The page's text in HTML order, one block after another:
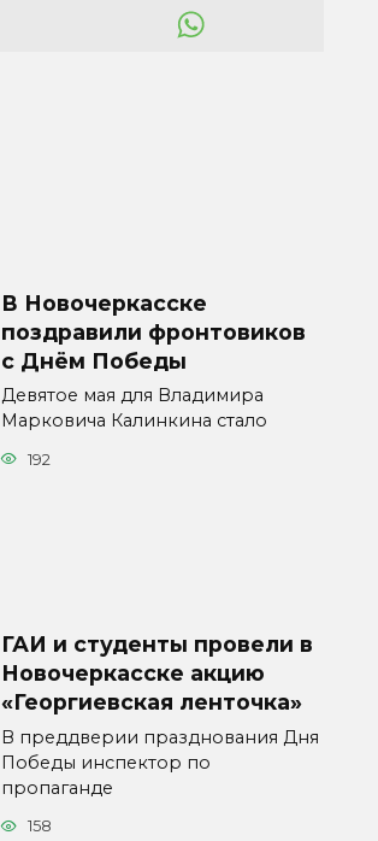
В Новочеркасске
поздравили фронтовиков
с Днём Победы
Девятое мая для Владимира
Марковича Калинкина стало
192
ГАИ и студенты провели в
Новочеркасске акцию
«Георгиевская ленточка»
В преддверии празднования Дня
Победы инспектор по
пропаганде
158